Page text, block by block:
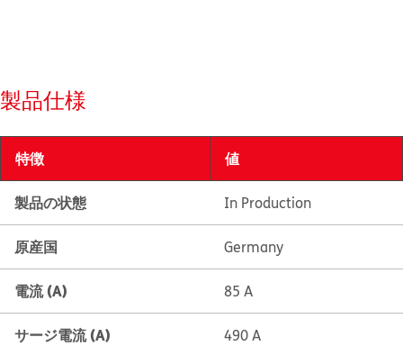
製品仕様
特徴 値
製品の状態 In Production
原産国 Germany
電流 (A) 85 A
サージ電流 (A) 490 A